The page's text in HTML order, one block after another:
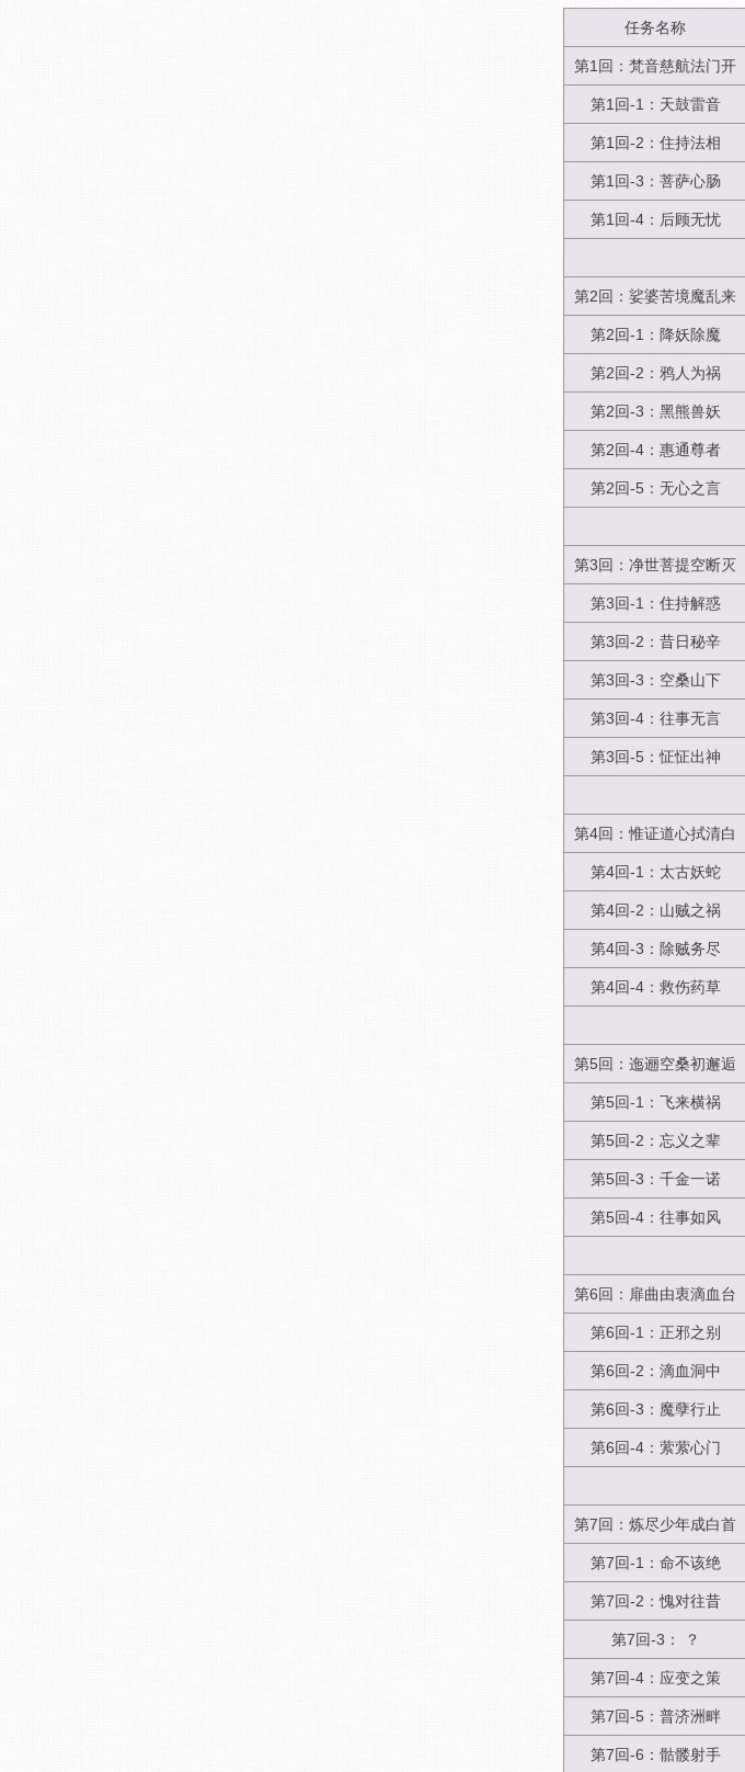
任务名称
第1回：梵音慈航法门开
第1回-1：天鼓雷音
第1回-2：住持法相
第1回-3：菩萨心肠
第1回-4：后顾无忧
第2回：娑婆苦境魔乱来
第2回-1：降妖除魔
第2回-2：鸦人为祸
第2回-3：黑熊兽妖
第2回-4：惠通尊者
第2回-5：无心之言
第3回：净世菩提空断灭
第3回-1：住持解惑
第3回-2：昔日秘辛
第3回-3：空桑山下
第3回-4：往事无言
第3回-5：怔怔出神
第4回：惟证道心拭清白
第4回-1：太古妖蛇
第4回-2：山贼之祸
第4回-3：除贼务尽
第4回-4：救伤药草
第5回：迤逦空桑初邂逅
第5回-1：飞来横祸
第5回-2：忘义之辈
第5回-3：千金一诺
第5回-4：往事如风
第6回：扉曲由衷滴血台
第6回-1：正邪之别
第6回-2：滴血洞中
第6回-3：魔孽行止
第6回-4：萦萦心门
第7回：炼尽少年成白首
第7回-1：命不该绝
第7回-2：愧对往昔
第7回-3： ？
第7回-4：应变之策
第7回-5：普济洲畔
第7回-6：骷髅射手